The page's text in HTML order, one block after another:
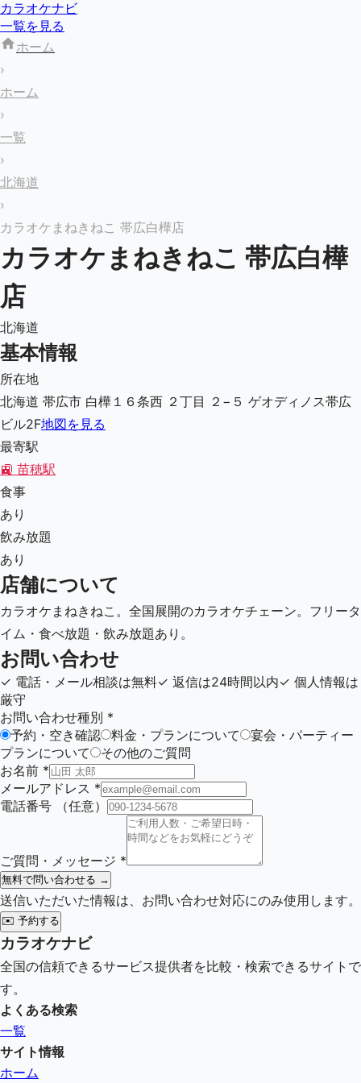
カラオケナビ
一覧を見る
ホーム
›
ホーム
›
一覧
›
北海道
›
カラオケまねきねこ 帯広白樺店
カラオケまねきねこ 帯広白樺
店
北海道
基本情報
所在地
北海道 帯広市 白樺１６条西 ２丁目 ２−５ ゲオディノス帯広
ビル2F地図を見る
最寄駅
🚉 苗穂駅
食事
あり
飲み放題
あり
店舗について
カラオケまねきねこ。全国展開のカラオケチェーン。フリータ
イム・食べ放題・飲み放題あり。
お問い合わせ
✓ 電話・メール相談は無料✓ 返信は24時間以内✓ 個人情報は
厳守
お問い合わせ種別 *
予約・空き確認
料金・プランについて
宴会・パーティー
プランについて
その他のご質問
お名前 *
メールアドレス *
電話番号
（任意）
ご質問・メッセージ *
無料で問い合わせる →
送信いただいた情報は、お問い合わせ対応にのみ使用します。
✉️ 予約する
カラオケナビ
全国の信頼できるサービス提供者を比較・検索できるサイトで
す。
よくある検索
一覧
サイト情報
ホーム